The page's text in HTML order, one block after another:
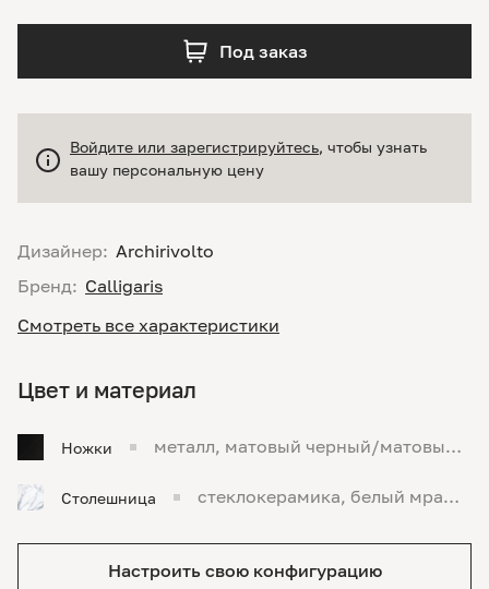
Дизайнер: Archirivolto
Бренд: Calligaris
Смотреть все характеристики
Войдите или зарегистрируйтесь, чтобы узнать
вашу персональную цену
Под заказ
Цвет и материал
Ножки
металл, матовый черный/матовый ч
Столешница
стеклокерамика, белый мрамо
Настроить свою конфигурацию